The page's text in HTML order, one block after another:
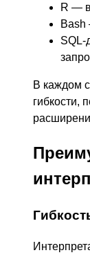
R — в
Bash
SQL-
В каждом
гибкости,